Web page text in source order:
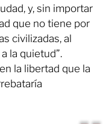
y, sin importar
que no tiene por
civilizadas, al
la quietud”.
la libertad que la